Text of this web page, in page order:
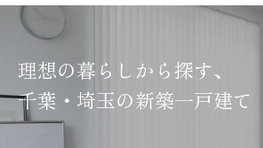
理想の暮らしから探す、
千葉・埼玉の新築一戸建て